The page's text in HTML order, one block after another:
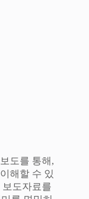
도를 통해,
해할 수 있
보도자료를